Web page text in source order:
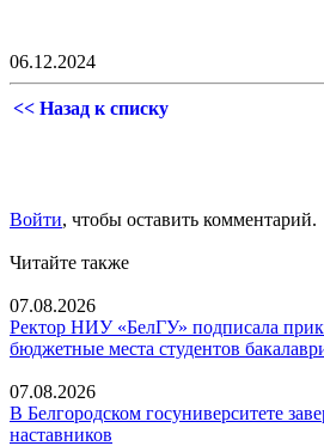
06.12.2024
<< Назад к списку
Войти, чтобы оставить комментарий.
Читайте также
07.08.2026
Ректор НИУ «БелГУ» подписала
бюджетные места студентов
07.08.2026
В Белгородском госуниверситете
наставников